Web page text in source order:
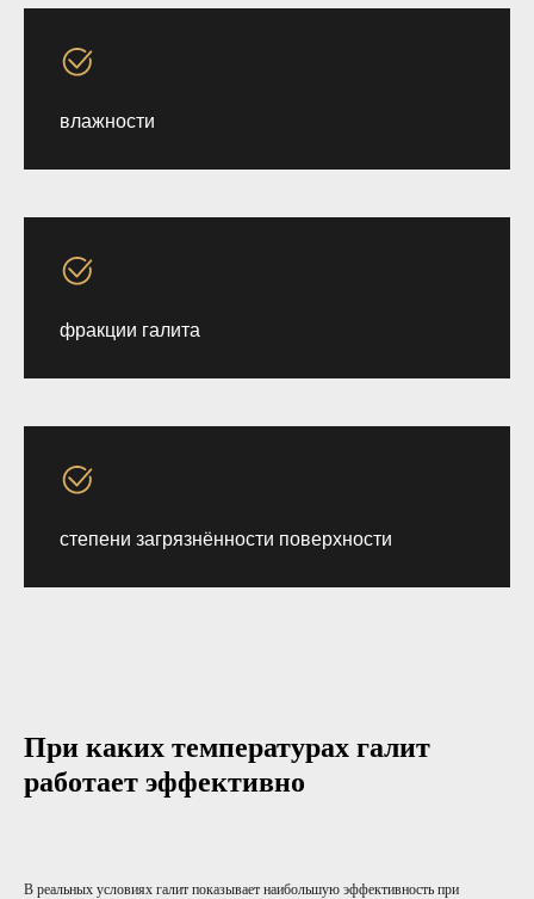
влажности
фракции галита
степени загрязнённости поверхности
При каких температурах галит
работает эффективно
В реальных условиях галит показывает наибольшую эффективность при